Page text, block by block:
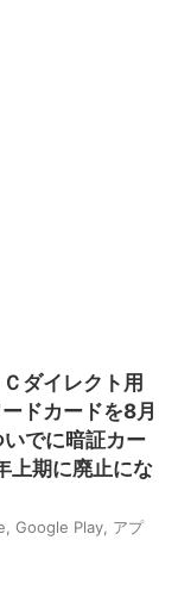
ダイレクト用
ドカードを8月
でに暗証カー
上期に廃止にな
Google Play アプ